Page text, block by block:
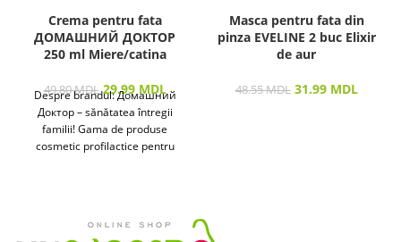
Crema pentru fata
ДОМАШНИЙ ДОКТОР
250 ml Miere/catina
49.80MDL 29.99 MDL
Despre brandul: Домашний
Доктор – sănătatea întregii
familii! Gama de produse
cosmetic profilactice pentru
Masca pentru fata din
pinza EVELINE 2 buc Elixir
de aur
48.55MDL 31.99 MDL